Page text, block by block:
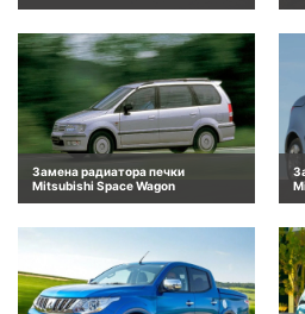
Замена радиатора печки
Mitsubishi Space Wagon